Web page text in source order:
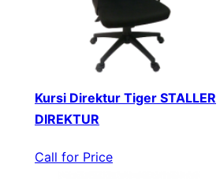
Kursi Direktur Tiger STALLER
DIREKTUR
Call for Price